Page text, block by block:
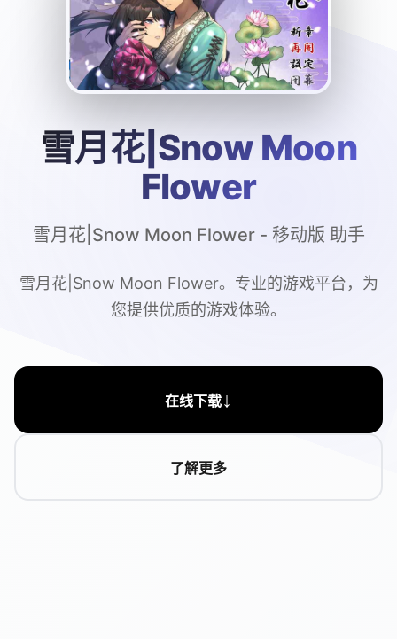
雪月花|Snow Moon
Flower
雪月花|Snow Moon Flower - 移动版 助手
雪月花|Snow Moon Flower。专业的游戏平台，为
您提供优质的游戏体验。
在线下载↓
了解更多